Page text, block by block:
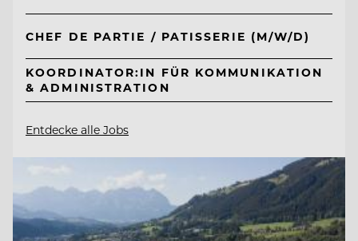
CHEF DE PARTIE / PATISSERIE (M/W/D)
KOORDINATOR:IN FÜR KOMMUNIKATION
& ADMINISTRATION
Entdecke alle Jobs